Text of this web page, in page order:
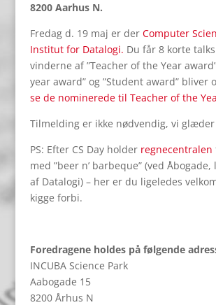
8200 Aarhus N.
Fredag d. 19 maj er der Computer
Institut for Datalogi. Du får 8 korte
vinderne af ”Teacher of the Year
year award” og ”Student award” bliver
se de nominerede til Teacher of the
Tilmelding er ikke nødvendig, vi
PS: Efter CS Day holder regnecentralen
med ”beer n’ barbeque” (ved
af Datalogi) – her er du ligeledes
kigge forbi.
Foredragene holdes på følgende
INCUBA Science Park
Aabogade 15
8200 Århus N